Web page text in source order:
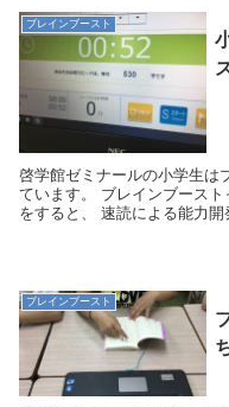
ブレインブースト
啓学館ゼミナールの小学生は
ています。 ブレインブース
をすると、 速読による能力開
ブレインブースト